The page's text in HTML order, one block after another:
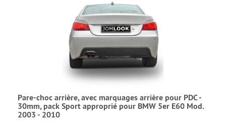
Pare-choc arrière, avec marquages arrière pour PDC -
30mm, pack Sport approprié pour BMW 5er E60 Mod.
2003 - 2010